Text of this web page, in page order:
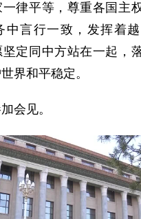
律平等，尊重各国主
中言行一致，发挥着
坚定同中方站在一起，
界和平稳定。
会见。